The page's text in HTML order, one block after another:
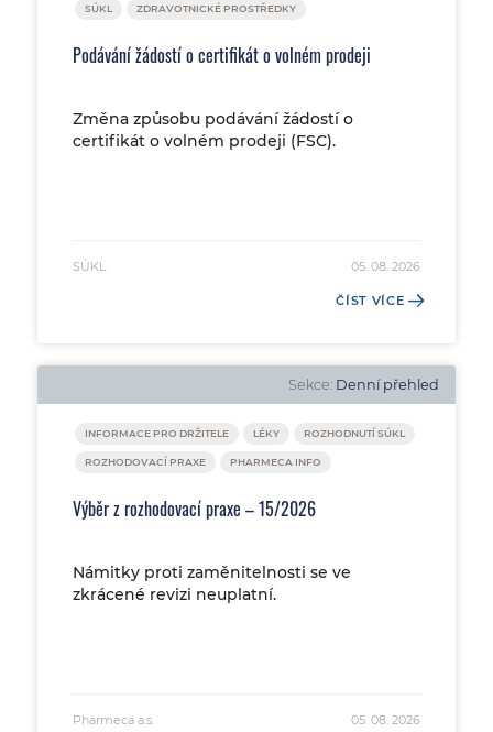
SÚKL ZDRAVOTNICKÉ PROSTŘEDKY
Podávání žádostí o certifikát o volném prodeji
Změna způsobu podávání žádostí o
certifikát o volném prodeji (FSC).
SÚKL 05. 08. 2026
ČÍST VÍCE
Sekce: Denní přehled
INFORMACE PRO DRŽITELE LÉKY ROZHODNUTÍ SÚKL
ROZHODOVACÍ PRAXE PHARMECA INFO
Výběr z rozhodovací praxe – 15/2026
Námitky proti zaměnitelnosti se ve
zkrácené revizi neuplatní.
Pharmeca a.s. 05. 08. 2026